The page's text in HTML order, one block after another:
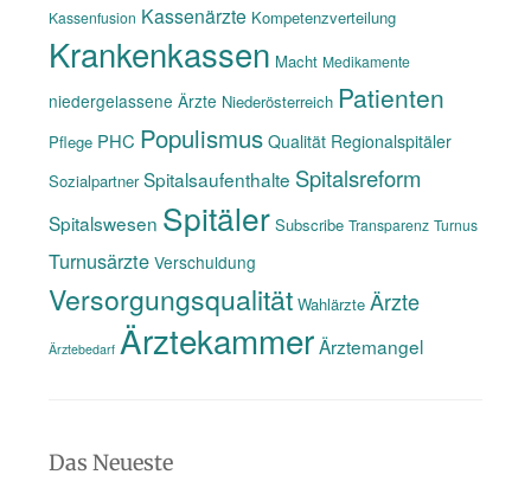
Kassenfusion Kassenärzte Kompetenzverteilung
Krankenkassen Macht Medikamente
niedergelassene Ärzte Niederösterreich Patienten
Pflege PHC Populismus Qualität Regionalspitäler
Sozialpartner Spitalsaufenthalte Spitalsreform
Spitalswesen Spitäler Subscribe Transparenz Turnus
Turnusärzte Verschuldung
Versorgungsqualität Wahlärzte Ärzte
Ärztebedarf ÄrztekammerÄrztemangel
Das Neueste